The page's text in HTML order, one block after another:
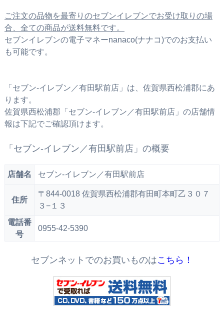
ご注文の品物を最寄りのセブンイレブンでお受け取りの場
合、全ての商品が送料無料です。
セブンイレブンの電子マネーnanaco(ナナコ)でのお支払い
も可能です。
「セブン‐イレブン／有田駅前店」は、佐賀県西松浦郡にあ
ります。
佐賀県西松浦郡「セブン‐イレブン／有田駅前店」の店舗情
報は下記でご確認頂けます。
「セブン‐イレブン／有田駅前店」の概要
店舗名 セブン‐イレブン／有田駅前店
住所
〒844-0018 佐賀県西松浦郡有田町本町乙３０７
３−１３
電話番
号
0955-42-5390
セブンネットでのお買いものはこちら！